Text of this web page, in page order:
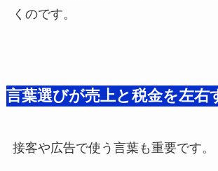
くのです。
言葉選びが売上と税金を左右
接客や広告で使う言葉も重要です。